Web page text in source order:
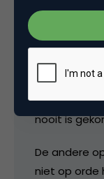
U heeft 14
Het is nu
ineens zijn
Daaruit leid
eerste
nooit is
De andere
niet op orde